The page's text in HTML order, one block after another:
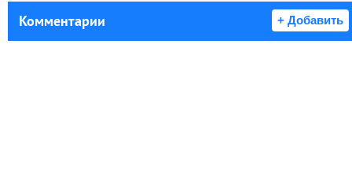
Комментарии + Добавить